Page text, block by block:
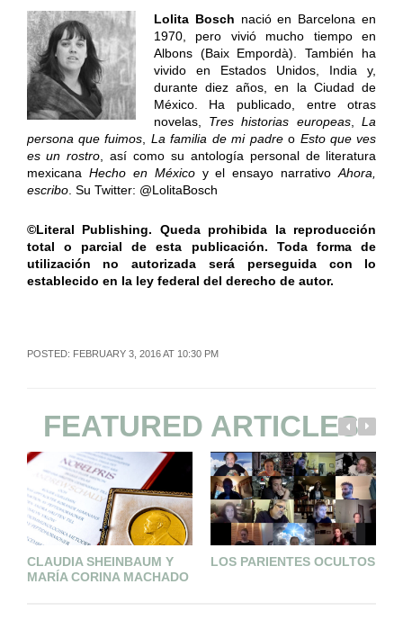
Lolita Bosch nació en Barcelona en
1970, pero vivió mucho tiempo en
Albons (Baix Empordà). También ha
vivido en Estados Unidos, India y,
durante diez años, en la Ciudad de
México. Ha publicado, entre otras
novelas, Tres historias europeas,La
persona que fuimos
La familia de mi padreo Esto que ves
es un rostro , así como su antología personal de literatura
mexicana Hecho en Méxicoy el ensayo narrativoAhora,
escribo. Su Twitter: @LolitaBosch
©Literal Publishing. Queda prohibida la reproducción
total o parcial de esta publicación. Toda forma de
utilización no autorizada será perseguida con lo
establecido en la ley federal del derecho de autor.
POSTED: FEBRUARY 3, 2016 AT 10:30 PM
FEATURED ARTICLES
CLAUDIA SHEINBAUM Y
MARÍA CORINA MACHADO
LOS PARIENTES OCULTOS